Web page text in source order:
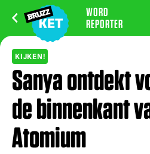
WORD
REPORTER
KIJKEN!
Sanya ontdekt
de binnenkant
Atomium